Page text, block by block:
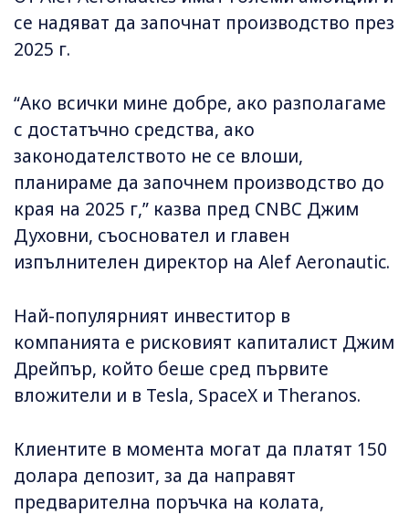
се надяват да започнат производство през
2025 г.
“Ако всички мине добре, ако разполагаме
с достатъчно средства, ако
законодателството не се влоши,
планираме да започнем производство до
края на 2025 г,” казва пред CNBC Джим
Духовни, съосновател и главен
изпълнителен директор на Alef Aeronautic.
Най-популярният инвеститор в
компанията е рисковият капиталист Джим
Дрейпър, който беше сред първите
вложители и в Tesla, SpaceX и Theranos.
Клиентите в момента могат да платят 150
долара депозит, за да направят
предварителна поръчка на колата,